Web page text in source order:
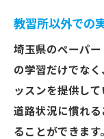
ペーパ
卒業ま
教習中
卒業後
道路交
教習所以外での
埼玉県のペーパ
の学習だけでな
ッスンを提供し
道路状況に慣れ
ることができま